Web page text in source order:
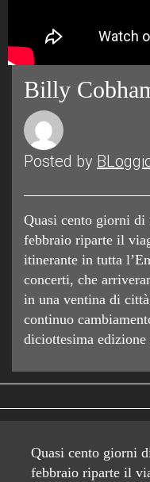
Billy
Posted by
Quasi cento giorni di
febbraio riparte il
itinerante in tutta
concerti, che
in una ventina di
continuo
diciottesima
Quasi cento giorni
febbraio riparte il